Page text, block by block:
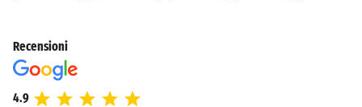
Recensioni
4.9